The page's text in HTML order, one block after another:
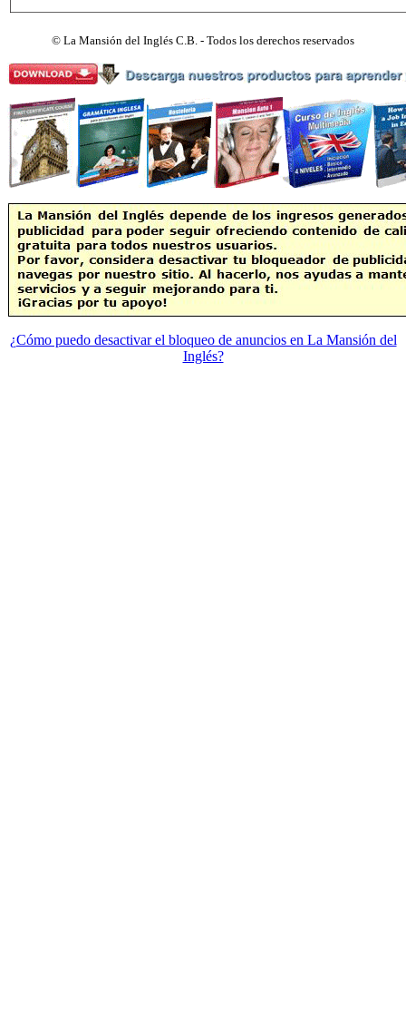
© La Mansión del Inglés C.B. - Todos los derechos reservados
¿Cómo puedo desactivar el bloqueo de anuncios en La Mansión del
Inglés?